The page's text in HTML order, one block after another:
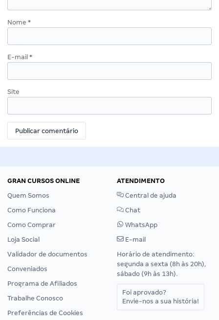
Nome *
E-mail *
Site
GRAN CURSOS ONLINE
Quem Somos
Como Funciona
Como Comprar
Loja Social
Validador de documentos
Conveniados
Programa de Afiliados
Trabalhe Conosco
Preferências de Cookies
ATENDIMENTO
Central de ajuda
Chat
WhatsApp
E-mail
Horário de atendimento:
segunda a sexta (8h às 20h),
sábado (9h às 13h).
Foi aprovado?
Envie-nos a sua história!